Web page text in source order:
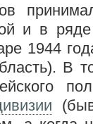
и в
1944
В